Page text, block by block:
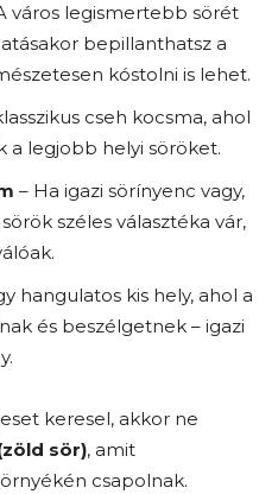
város legismertebb sörét
bepillanthatsz a
kóstolni is lehet.
cseh kocsma, ahol
a legjobb helyi söröket.
– Ha igazi sörínyenc vagy,
széles választéka vár,
hangulatos kis hely, ahol a
és beszélgetnek – igazi
keresel, akkor ne
sör), amit
csapolnak.